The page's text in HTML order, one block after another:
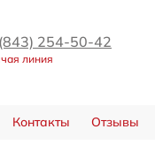
254-50-42
линия
Контакты Отзывы